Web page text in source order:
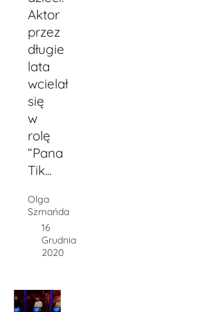
Aktor
przez
długie
lata
wcielał
się
w
rolę
“Pana
Tik...
Olga
Szmańda
16
Grudnia
2020